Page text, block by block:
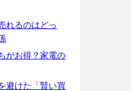
れるのはどっ
がお得？家電の
避けた「賢い買